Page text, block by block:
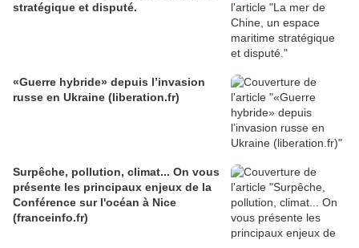
stratégique et disputé.
«Guerre hybride» depuis l’invasion
russe en Ukraine (liberation.fr)
Surpêche, pollution, climat... On vous
présente les principaux enjeux de la
Conférence sur l'océan à Nice
(franceinfo.fr)